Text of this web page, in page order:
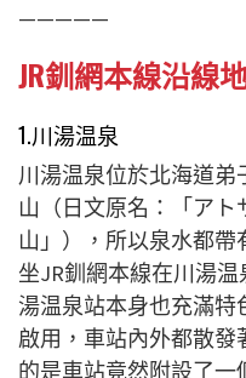
—————
JR釧網本線沿線
1.川湯温泉
川湯温泉位於北海道
山（日文原名：「ア
山」），所以泉水都
坐JR釧網本線在川湯
湯温泉站本身也充滿特
啟用，車站內外都散
的是車站竟然附設了一